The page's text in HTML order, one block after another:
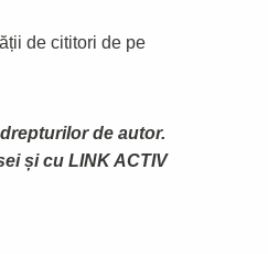
de cititori de pe
de autor.
și cu LINK ACTIV